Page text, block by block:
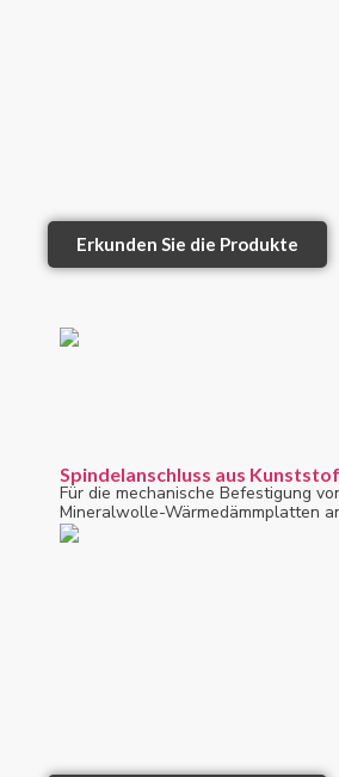
Erkunden Sie die Produkte
Spindelanschluss aus
Für die mechanische Befestigung
Mineralwolle-Wärmedämmplatten